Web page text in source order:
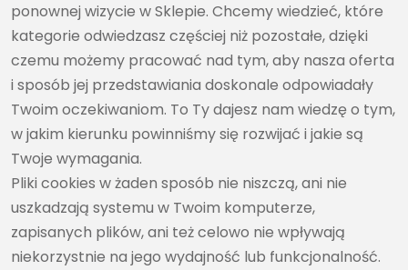
ponownej wizycie w Sklepie. Chcemy wiedzieć, które
kategorie odwiedzasz częściej niż pozostałe, dzięki
czemu możemy pracować nad tym, aby nasza oferta
i sposób jej przedstawiania doskonale odpowiadały
Twoim oczekiwaniom. To Ty dajesz nam wiedzę o tym,
w jakim kierunku powinniśmy się rozwijać i jakie są
Twoje wymagania.
Pliki cookies w żaden sposób nie niszczą, ani nie
uszkadzają systemu w Twoim komputerze,
zapisanych plików, ani też celowo nie wpływają
niekorzystnie na jego wydajność lub funkcjonalność.